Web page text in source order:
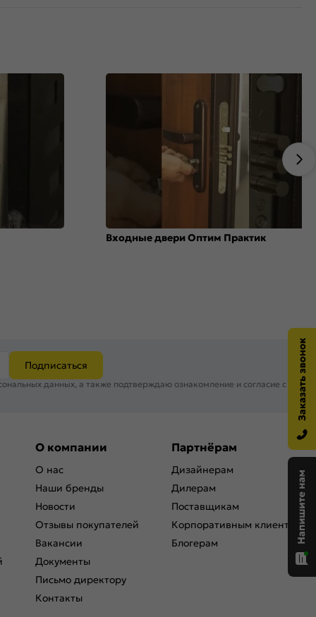
Входные двери Оптим Практик
Подписаться
данных, а также подтверждаю ознакомление и согласие с
О компании
О нас
Наши бренды
Новости
Отзывы покупателей
Вакансии
Документы
Письмо директору
Контакты
Партнёрам
Дизайнерам
Дилерам
Поставщикам
Корпоративным клиентам
Блогерам